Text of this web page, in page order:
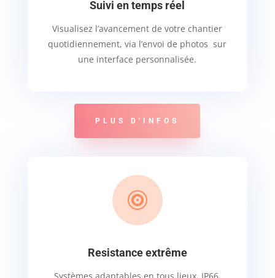
Suivi en temps réel
Visualisez l’avancement de votre chantier
quotidiennement, via l’envoi de photos sur
une interface personnalisée.
PLUS D'INFOS

Resistance extrême
Systèmes adaptables en tous lieux, IP66,